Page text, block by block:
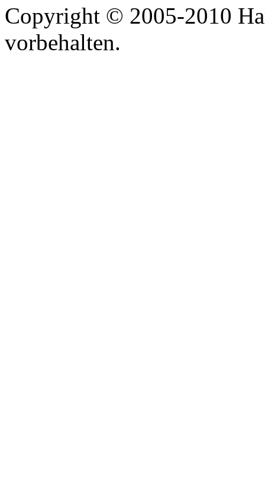
Copyright © 2005-2010
vorbehalten.